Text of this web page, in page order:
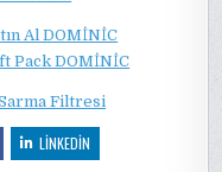
Al DOMİNİC
Pack DOMİNİC
Filtresi
LINKEDIN